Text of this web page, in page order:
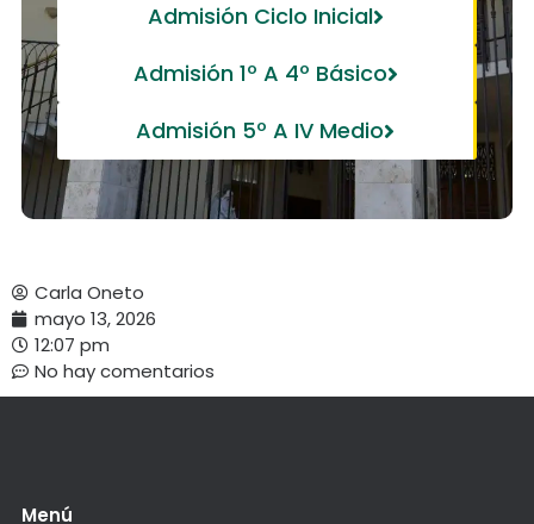
Admisión Ciclo Inicial
Admisión 1º A 4º Básico
Admisión 5º A IV Medio
Carla Oneto
mayo 13, 2026
12:07 pm
No hay comentarios
Menú